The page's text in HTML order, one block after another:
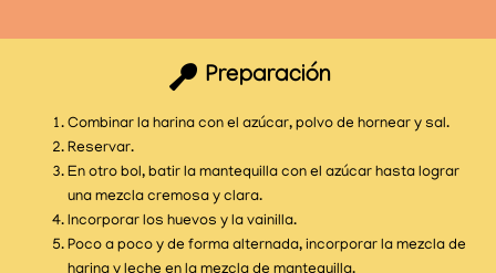
Preparación
Combinar la harina con el azúcar, polvo de hornear y sal.
Reservar.
En otro bol, batir la mantequilla con el azúcar hasta lograr
una mezcla cremosa y clara.
Incorporar los huevos y la vainilla.
Poco a poco y de forma alternada, incorporar la mezcla de